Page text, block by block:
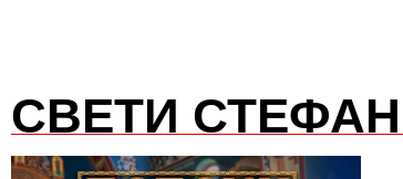
СВЕТИ